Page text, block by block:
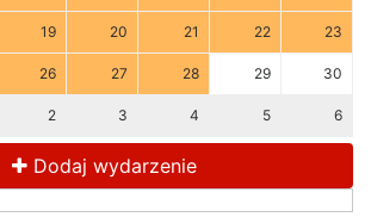
19 20 21 22 23
26 27 28 29 30
2 3 4 5 6
Dodaj wydarzenie